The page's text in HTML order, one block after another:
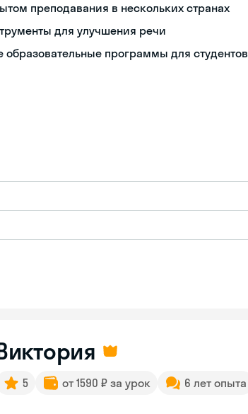
преподавания в нескольких странах
для улучшения речи
программы для студентов
5 от 1590 ₽ за урок 6 лет опыта